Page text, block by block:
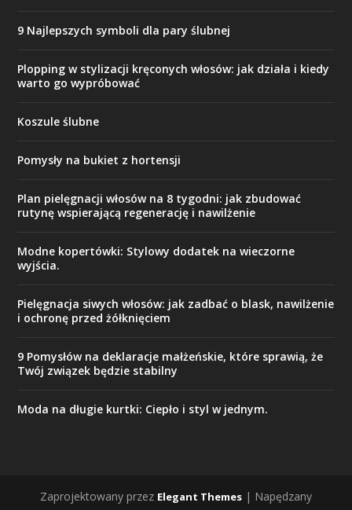
9 Najlepszych symboli dla pary ślubnej
Plopping w stylizacji kręconych włosów: jak działa i kiedy
warto go wypróbować
Koszule ślubne
Pomysły na bukiet z hortensji
Plan pielęgnacji włosów na 8 tygodni: jak zbudować
rutynę wspierającą regenerację i nawilżenie
Modne kopertówki: Stylowy dodatek na wieczorne
wyjścia.
Pielęgnacja siwych włosów: jak zadbać o blask, nawilżenie
i ochronę przed żółknięciem
9 Pomysłów na deklaracje małżeńskie, które sprawią, że
Twój związek będzie stabilny
Moda na długie kurtki: Ciepło i styl w jednym.
Zaprojektowany przez Elegant Themes | Napędzany